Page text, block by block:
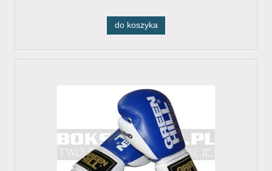
do koszyka